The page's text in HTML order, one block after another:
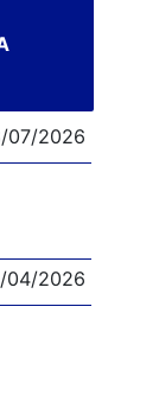
07/2026
04/2026